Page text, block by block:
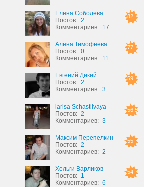
82
Елена Соболева
Постов: 2
Комментариев: 17
77
Алёна Тимофеева
Постов: 0
Комментариев: 11
59
Евгений Дикий
Постов: 2
Комментариев: 3
56.5
larisa Schastlivaya
Постов: 2
Комментариев: 3
55
Максим Перепелкин
Постов: 2
Комментариев: 2
54
Хельги Варликов
Постов: 1
Комментариев: 6